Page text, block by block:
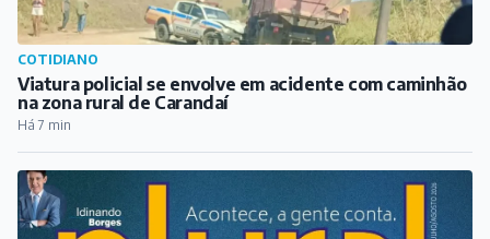
COTIDIANO
Viatura policial se envolve em acidente com caminhão
na zona rural de Carandaí
Há 7 min